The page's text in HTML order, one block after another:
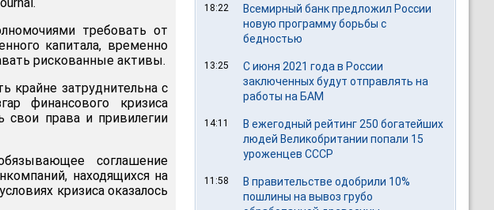
требовать от
капитала, временно
рискованные активы.
крайне затруднительна с
финансового кризиса
свои права и привилегии
соглашение
находящихся на
кризиса оказалось
18:22
Всемирный банк предложил России
новую программу борьбы с
бедностью
13:25
С июня 2021 года в России
заключенных будут отправлять на
работы на БАМ
14:11
В ежегодный рейтинг 250 богатейших
людей Великобритании попали 15
уроженцев СССР
11:58
В правительстве одобрили 10%
пошлины на вывоз грубо